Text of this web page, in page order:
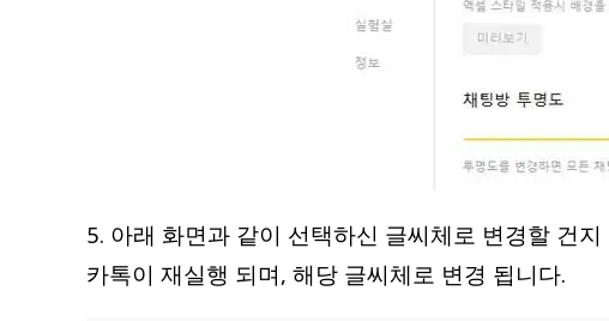
5. 아래 화면과 같이 선택하신 글씨체로 변경할 건
카톡이 재실행 되며, 해당 글씨체로 변경 됩니다.